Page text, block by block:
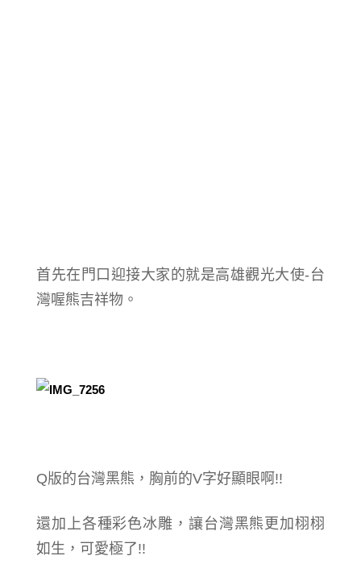
首先在門口迎接大家的就是高雄觀光大使-台
灣喔熊吉祥物。
Q版的台灣黑熊，胸前的V字好顯眼啊!!
還加上各種彩色冰雕，讓台灣黑熊更加栩栩
如生，可愛極了!!